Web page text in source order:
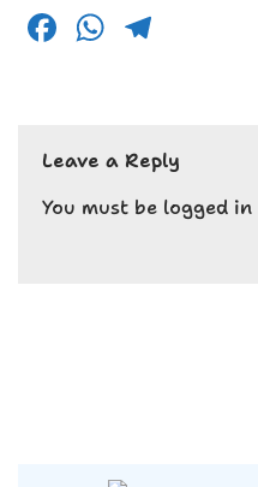
F
e
b
o
W
ts
A
p
g
r
a
Leave a Reply
You must be logged in